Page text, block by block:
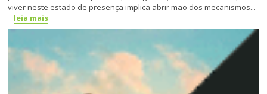
viver neste estado de presença implica abrir mão dos mecanismos...
leia mais